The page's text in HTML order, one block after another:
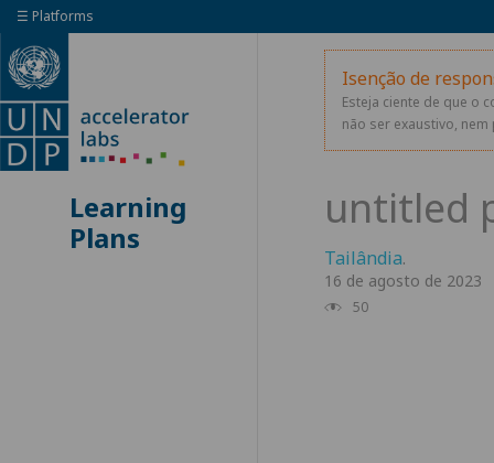
☰ Platforms
Learning
Plans
Isenção de
Esteja ciente de que o
não ser exaustivo,
Tailândia.
16 de agosto de 2023
50